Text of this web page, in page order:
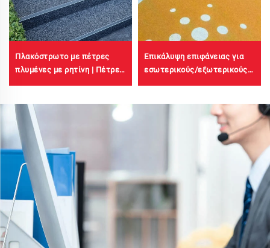
Πλακόστρωτο με πέτρες
πλυμένες με ρητίνη | Πέτρες
πέτρινο χαλί για εμπορικούς
και κατοικησιακούς χώρους
Επικάλυψη επιφάνειας για
εσωτερικούς/εξωτερικούς
(χρησιμοποιείται με
πρωτοβάθμια επίστρωση
ST400), ασφαλτοστρώσεις,
υδροπροστασία ασφάλτου,
PMA, EPDM, εποξειδικά
υποστρώματα βασισμένα σε
νερό/έλαιο, μάρμαρο,
πλακάκια πλακόστρωσης,
διαπερατό σκυρόδεμα,
εφαρμογές για οχήματα κ.λπ.